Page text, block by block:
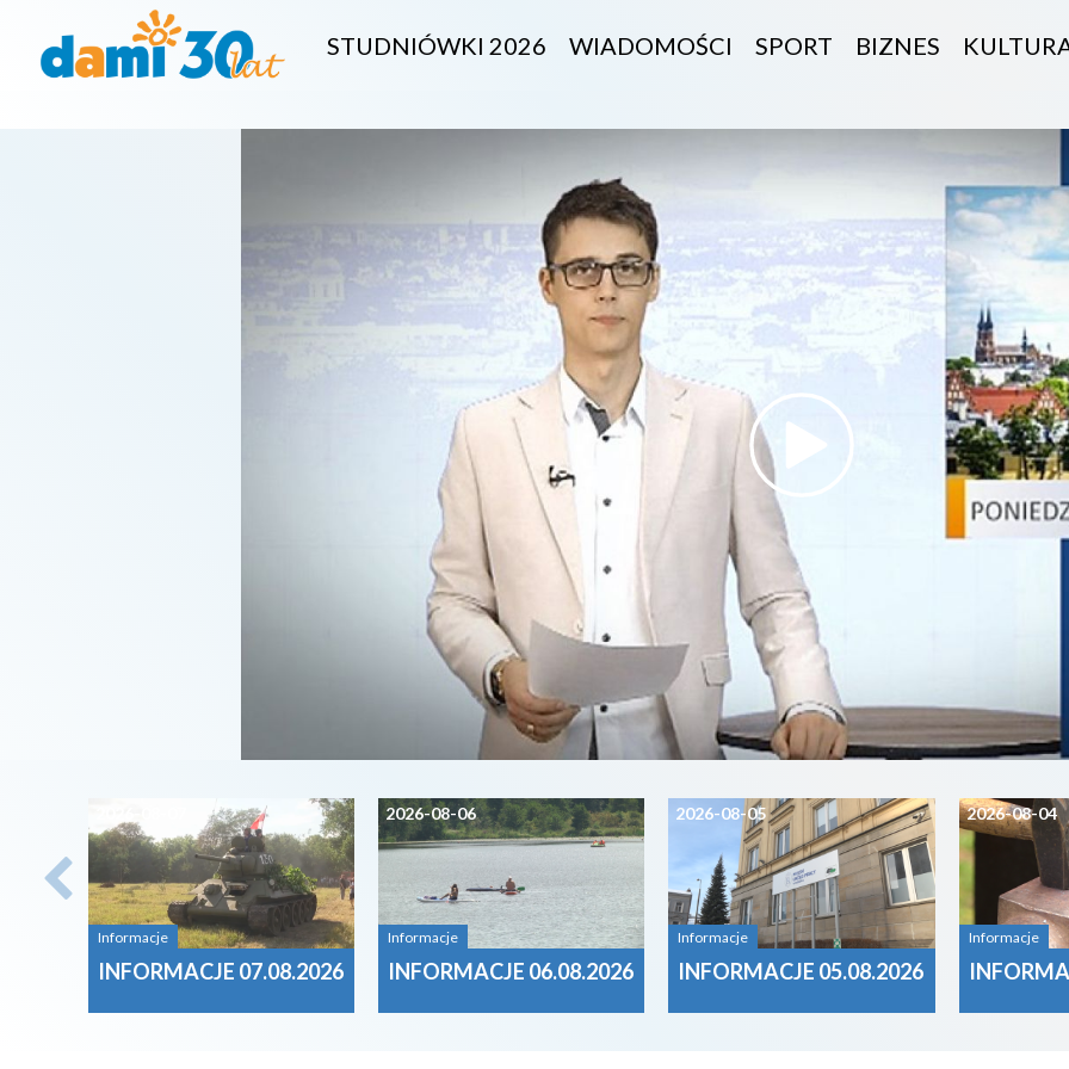
STUDNIÓWKI 2026 WIADOMOŚCI SPORT BIZNES
Informacje
INFORMACJE 07.08.2026
2026-08-06
Informacje
INFORMACJE 06.08.2026
2026-08-05
Informacje
INFORMACJE 05.08.2026
2026-08-04
Informacje